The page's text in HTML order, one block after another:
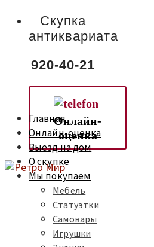
Скупка
антиквариата
920-40-21
Онлайн-
оценка
Главная
Онлайн-оценка
Выезд на дом
О скупке
Мы покупаем
Мебель
Статуэтки
Самовары
Игрушки